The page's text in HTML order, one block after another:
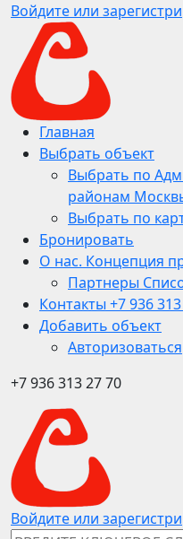
Войдите или
Главная
Выбрать объект
Выбрать по
районам
Выбрать по
Бронировать
О нас. Концепция
Партнеры
Контакты +7 936
Добавить объект
Авторизоваться
+7 936 313 27 70
Войдите или